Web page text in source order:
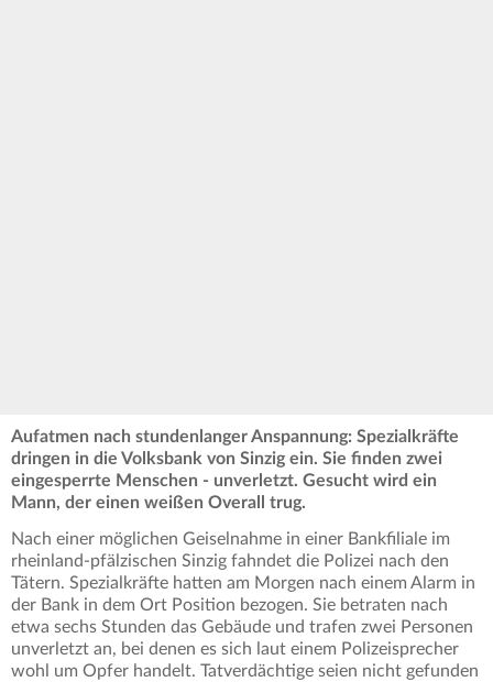
Aufatmen nach stundenlanger Anspannung: Spezialkräfte
dringen in die Volksbank von Sinzig ein. Sie finden zwei
eingesperrte Menschen - unverletzt. Gesucht wird ein
Mann, der einen weißen Overall trug.
Nach einer möglichen Geiselnahme in einer Bankfiliale im
rheinland-pfälzischen Sinzig fahndet die Polizei nach den
Tätern. Spezialkräfte hatten am Morgen nach einem Alarm in
der Bank in dem Ort Position bezogen. Sie betraten nach
etwa sechs Stunden das Gebäude und trafen zwei Personen
unverletzt an, bei denen es sich laut einem Polizeisprecher
wohl um Opfer handelt. Tatverdächtige seien nicht gefunden